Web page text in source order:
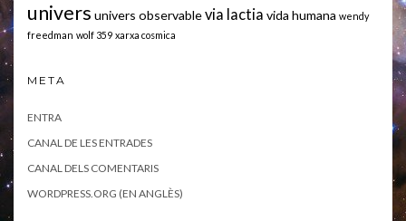
univers univers observablevia lactia vida humana wendy
freedman wolf 359 xarxa cosmica
META
ENTRA
CANAL DE LES ENTRADES
CANAL DELS COMENTARIS
WORDPRESS.ORG (EN ANGLÈS)